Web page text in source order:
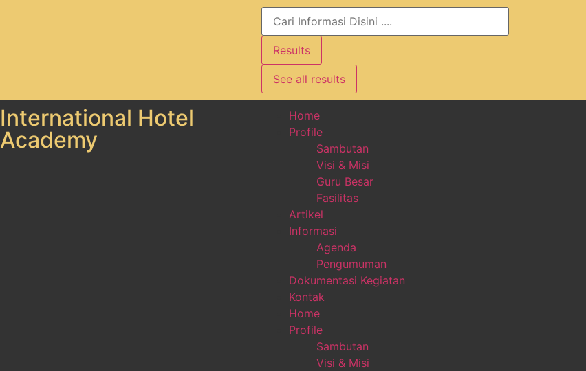
Results
See all results
International Hotel
Academy
Home
Profile
Sambutan
Visi & Misi
Guru Besar
Fasilitas
Artikel
Informasi
Agenda
Pengumuman
Dokumentasi Kegiatan
Kontak
Home
Profile
Sambutan
Visi & Misi